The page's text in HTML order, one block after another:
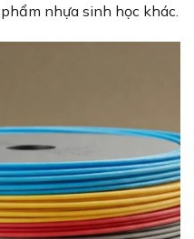
nhựa sinh học khác.